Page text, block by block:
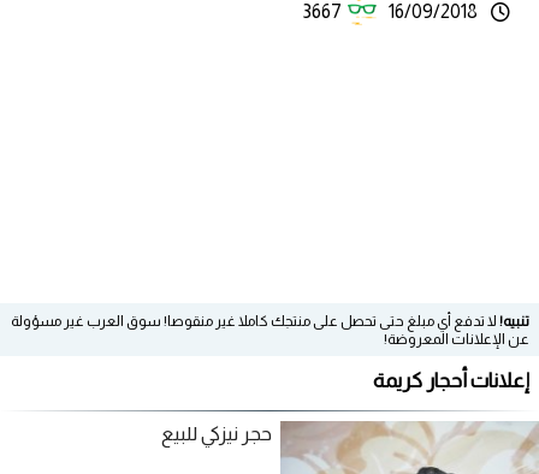
16/09/2018
3667
تنبيه! لا تدفع أي مبلغ حتى تحصل على منتجك كاملا غير منقوصا! سوق العرب غير مسؤولة
عن الإعلانات المعروضة!
إعلانات أحجار كريمة
حجر نيزكي للبيع